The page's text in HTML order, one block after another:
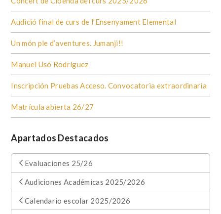
Audició final de curs de l’Ensenyament Elemental
Un món ple d’aventures. Jumanji!!
Manuel Usó Rodríguez
Inscripción Pruebas Acceso. Convocatoria extraordinaria
Matrícula abierta 26/27
Apartados Destacados
Evaluaciones 25/26
Audiciones Académicas 2025/2026
Calendario escolar 2025/2026